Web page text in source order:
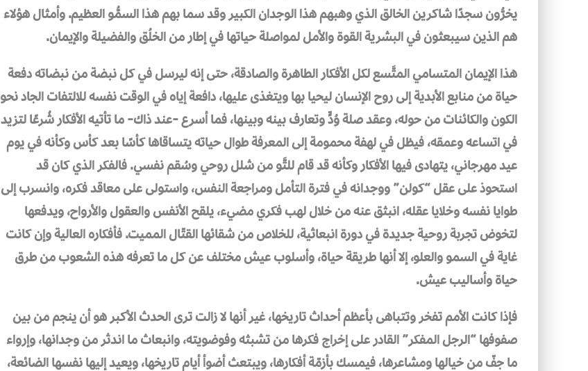
يخرُّون سجدًا شاكرين الخالق الذي وهبهم هذا الوجدان الكبير وقد سما بهم هذا السمُّو العظيم. وأمثال هؤلاء
هم الذين سيبعثون في البشرية القوة والأمل لمواصلة حياتها في إطار من الخلُق والفضيلة والإيمان.
هذا الإيمان المتسامي المتَّسع لكل الأفكار الطاهرة والصادقة، حتى إنه ليرسل في كل نبضة من نبضاته دفعة
حياة من منابع الأبدية إلى روح الإنسان ليحيا بها ويتغذى عليها، دافعة إياه في الوقت نفسه للالتفات الجاد نحو
الكون والكائنات من حوله، وعقد صلة وُدٍّ وتعارف بينه وبينها، فما أسرع -عند ذاك- ما تأتيه الأفكار شُرعًا لتزيد
في اتساعه وعمقه، فيظل في لهفة محمومة إلى المعرفة طوال حياته يتساقاها كأسًا بعد كأس وكأنه في يوم
عيد مهرجاني، يتهادى فيها الأفكار وكأنه قد قام للتَّو من شلل روحي وسُقم نفسي. فالفكر الذي كان قد
استحوذ على عقل “كولن” ووجدانه في فترة التأمل ومراجعة النفس، واستولى على معاقد فكره، وانسرب إلى
طوايا نفسه وخلايا عقله، انبثق عنه من خلال لهب فكري مضيء، يلقح الأنفس والعقول والأرواح، ويدفعها
لتخوض تجربة روحية جديدة في دورة انبعاثية، للخلاص من شقائها القتّال المميت. فأفكاره العالية وإن كانت
غاية في السمو والعلو، إلا أنها طريقة حياة، وأسلوب عيش مختلف عن كل ما تعرفه هذه الشعوب من طرق
حياة وأساليب عيش.
فإذا كانت الأمم تفخر وتتباهى بأعظم أحداث تاريخها، غير أنها لا زالت ترى الحدث الأكبر هو أن ينجم من بين
صفوفها “الرجل المفكر” القادر على إخراج فكرها من تشبثه وفوضويته، وانبعاث ما اندثر من وجدانها، وإرواء
ما جفّ من خيالها ومشاعرها، فيمسك بأزمّة أفكارها، ويبتعث أضوأ أيام تاريخها، ويعيد إليها نفسها الضائعة،